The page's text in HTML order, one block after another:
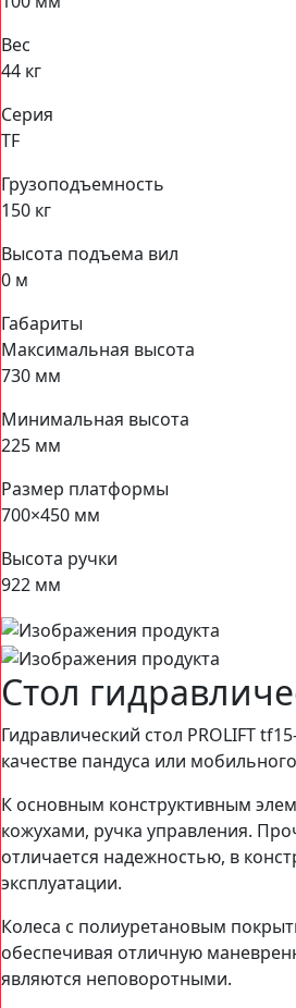
Вес
44 кг
Серия
TF
Грузоподъемность
150 кг
Высота подъема вил
0 м
Габариты
Максимальная высота
730 мм
Минимальная высота
225 мм
Размер платформы
700×450 мм
Высота ручки
922 мм
Стол
Гидравлический стол PROLIFT
качестве пандуса или
К основным конструктивным
кожухами, ручка управления.
отличается надежностью, в
эксплуатации.
Колеса с полиуретановым
обеспечивая отличную
являются неповоротными.